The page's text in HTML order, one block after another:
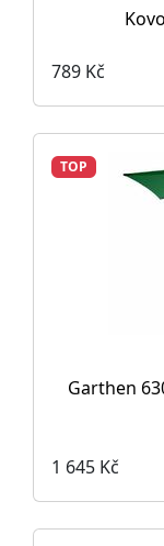
789 Kč
TOP
Garthen
1 645 Kč